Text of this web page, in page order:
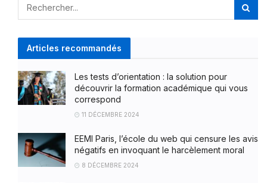
Articles recommandés
Les tests d’orientation : la solution pour
découvrir la formation académique qui vous
correspond
11 DÉCEMBRE 2024
EEMI Paris, l’école du web qui censure les avis
négatifs en invoquant le harcèlement moral
8 DÉCEMBRE 2024